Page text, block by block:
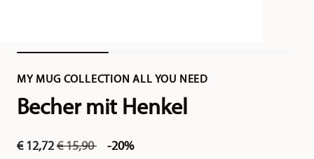
MY MUG COLLECTION ALL YOU NEED
Becher mit Henkel
€ 12,72Price reduced from
€ 15,90to -20%